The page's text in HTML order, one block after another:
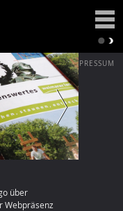
DATENSCHUTZ IMPRESSUM
über
Webpräsenz